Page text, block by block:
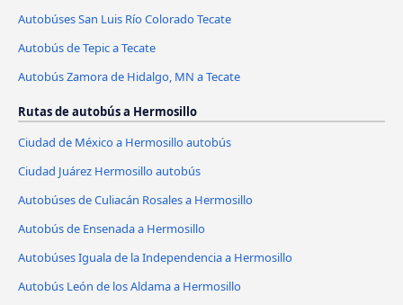
Autobúses San Luis Río Colorado Tecate
Autobús de Tepic a Tecate
Autobús Zamora de Hidalgo, MN a Tecate
Rutas de autobús a Hermosillo
Ciudad de México a Hermosillo autobús
Ciudad Juárez Hermosillo autobús
Autobúses de Culiacán Rosales a Hermosillo
Autobús de Ensenada a Hermosillo
Autobúses Iguala de la Independencia a Hermosillo
Autobús León de los Aldama a Hermosillo